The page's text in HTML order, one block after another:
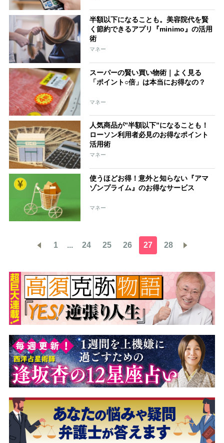
半額以下になることも。美容院代を賢
く節約できるアプリ『minimo』の活用
術
マネー
スーパーの賢い買い物術｜よく見る
「ポイント○倍」は本当にお得なの？
マネー
人気商品が”半額以下”になることも！
ローソン利用者必見のお得なポイント
活用術
マネー
使うほどお得！意外と知らない『アマ
ゾンプライム』のお得なサービス
マネー
1 ... 24 25 26 27 28